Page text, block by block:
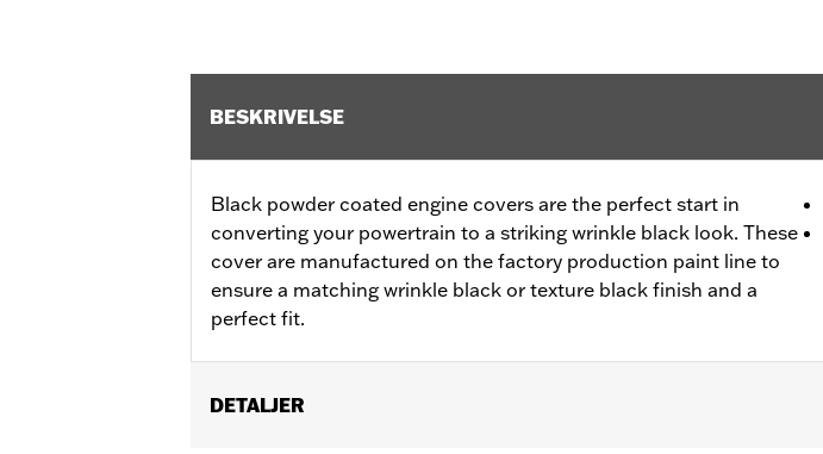
BESKRIVELSE
Black powder coated engine covers are the perfect start in
converting your powertrain to a striking wrinkle black look. These
cover are manufactured on the factory production paint line to
ensure a matching wrinkle black or texture black finish and a
perfect fit.
DETALJER